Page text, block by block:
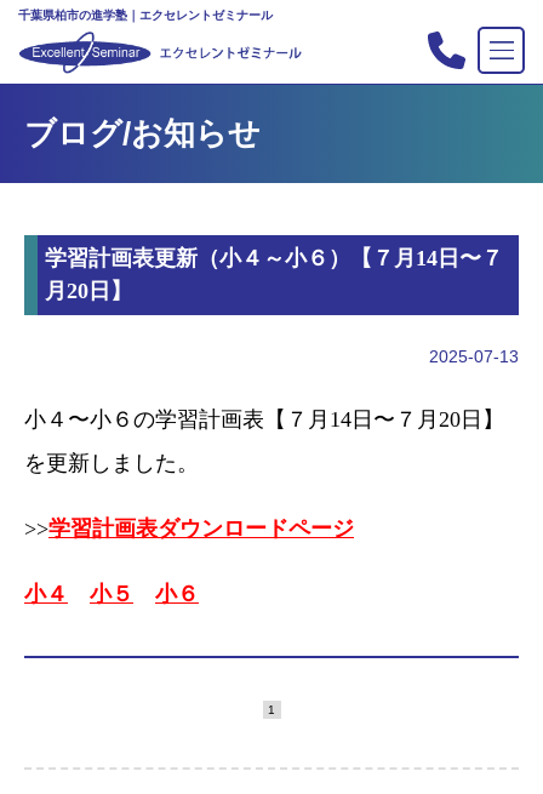
千葉県柏市の進学塾｜エクセレントゼミナール
塾の紹介
合格実績
入会案内
私立中高リンク集
プライバシーポリシー
お問い合わせ
ブログ/お知らせ
学習計画表更新（小４～小６）【７月14日〜７
月20日】
2025-07-13
小４〜小６の学習計画表【７月14日〜７月20日】
を更新しました。
>>学習計画表ダウンロードページ
小４ 小５ 小６
1